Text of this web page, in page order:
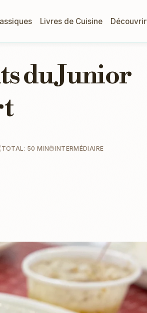
Livres de Cuisine Découvrir
du Junior
TOTAL: 50 MIN INTERMÉDIAIRE